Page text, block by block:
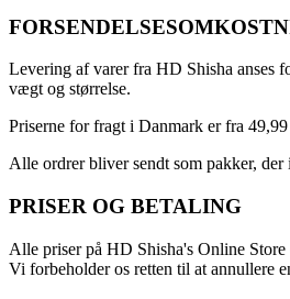
Levering af varer fra HD Shisha anses
vægt og størrelse.
Priserne for fragt i Danmark er fra
Alle ordrer bliver sendt som pakker,
PRISER OG BETALING
Alle priser på HD Shisha's Online
Vi forbeholder os retten til at annullere